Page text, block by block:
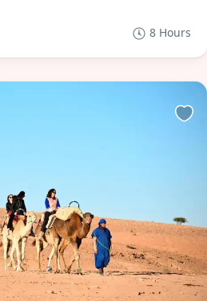
8 Hours